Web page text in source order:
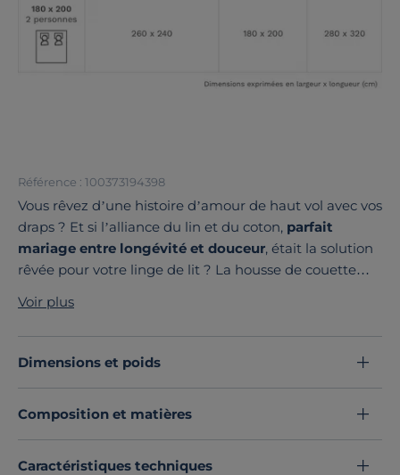
Référence : 100373194398
Vous rêvez d’une histoire d’amour de haut vol avec vos
draps ? Et si l’alliance du lin et du coton, parfait
mariage entre longévité et douceur, était la solution
rêvée pour votre linge de lit ? La housse de couette
vous offre cette relation à long terme.
Avec ses75 % de coton et 25 % de lin, l’union parfaite,
la housse de couette Valentine
Cette housse de couette est disponible dans une large
palette de couleurs et s’adapte à tous vos goûts.
Craquez pour son aspect délicieusement froissé.
Voir plus
Dimensions et poids
Composition et matières
Caractéristiques techniques